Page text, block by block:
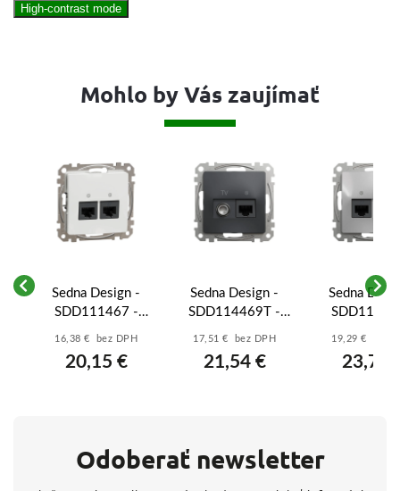
High-contrast mode
Mohlo by Vás zaujímať
Sedna Design -
SDD111467 -
Dátová zásuvka
UTP - Biela
16,38 € bez DPH
20,15 €
Sedna Design -
SDD114469T -
Dátová zásuvka
UTP+TV
17,51 € bez DPH
21,54 €
Sedna
UTP -
19,29 € bez
23,73
Odoberať newsletter